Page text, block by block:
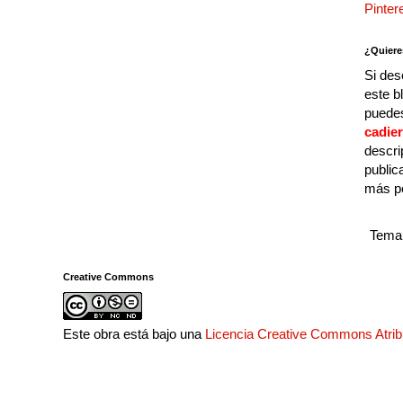
Si
este
más
Creative Commons
Este obra está bajo una Licencia Creative Commons